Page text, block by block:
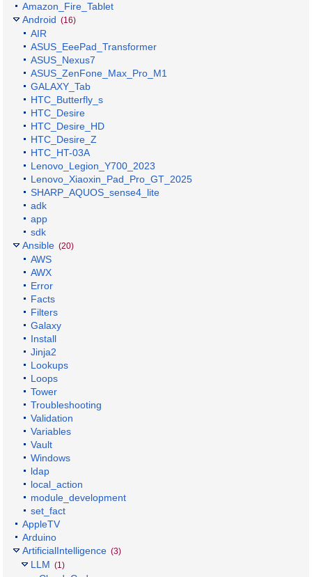
Amazon_Fire_Tablet
Android (16)
AIR
ASUS_EeePad_Transformer
ASUS_Nexus7
ASUS_ZenFone_Max_Pro_M1
GALAXY_Tab
HTC_Butterfly_s
HTC_Desire
HTC_Desire_HD
HTC_Desire_Z
HTC_HT-03A
Lenovo_Legion_Y700_2023
Lenovo_Xiaoxin_Pad_Pro_GT_2025
SHARP_AQUOS_sense4_lite
adk
app
sdk
Ansible (20)
AWS
AWX
Error
Facts
Filters
Galaxy
Install
Jinja2
Lookups
Loops
Tower
Troubleshooting
Validation
Variables
Vault
Windows
ldap
local_action
module_development
set_fact
AppleTV
Arduino
ArtificialIntelligence (3)
LLM (1)